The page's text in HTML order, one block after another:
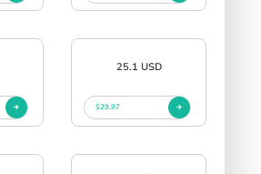
25.1 USD
$29.97